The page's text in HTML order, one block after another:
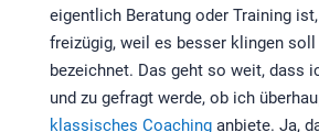
eigentlich Beratung oder Training
freizügig, weil es besser klingen
bezeichnet. Das geht so weit, dass
und zu gefragt werde, ob ich
klassisches Coachinganbiete. Ja,